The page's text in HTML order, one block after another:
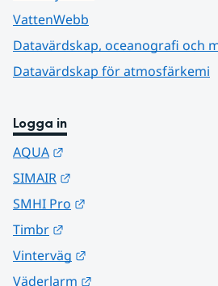
VattenWebb
Datavärdskap, oceanografi och
Datavärdskap för atmosfärkemi
Logga in
AQUA
SIMAIR
SMHI Pro
Timbr
Vinterväg
Väderlarm